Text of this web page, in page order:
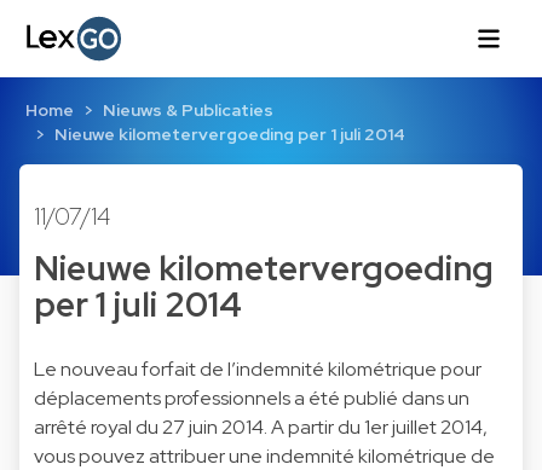
Home
Nieuws & Publicaties
Nieuwe kilometervergoeding per 1 juli 2014
11/07/14
Nieuwe kilometervergoeding
per 1 juli 2014
Le nouveau forfait de l’indemnité kilométrique pour
déplacements professionnels a été publié dans un
arrêté royal du 27 juin 2014. A partir du 1er juillet 2014,
vous pouvez attribuer une indemnité kilométrique de